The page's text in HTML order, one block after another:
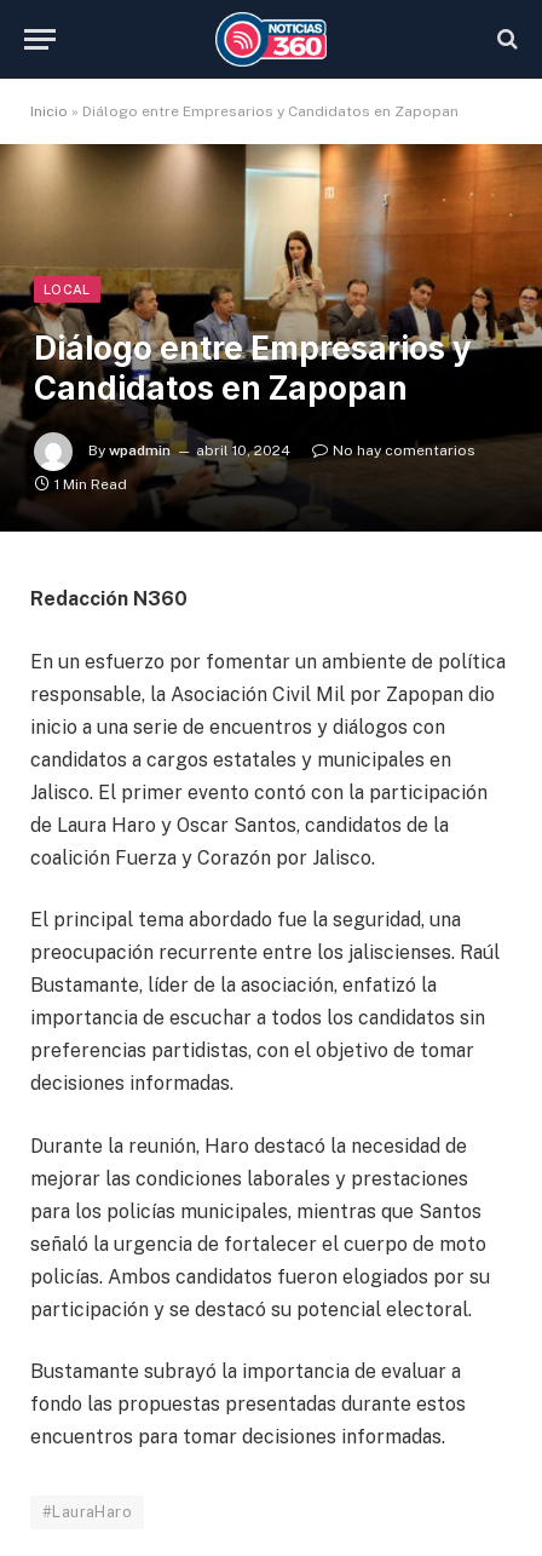
Inicio » Diálogo entre Empresarios y Candidatos en Zapopan
LOCAL
Diálogo entre Empresarios y
Candidatos en Zapopan
By wpadmin abril 10, 2024
No hay comentarios
1 Min Read
Redacción N360
En un esfuerzo por fomentar un ambiente de política
responsable, la Asociación Civil Mil por Zapopan dio
inicio a una serie de encuentros y diálogos con
candidatos a cargos estatales y municipales en
Jalisco. El primer evento contó con la participación
de Laura Haro y Oscar Santos, candidatos de la
coalición Fuerza y Corazón por Jalisco.
El principal tema abordado fue la seguridad, una
preocupación recurrente entre los jaliscienses. Raúl
Bustamante, líder de la asociación, enfatizó la
importancia de escuchar a todos los candidatos sin
preferencias partidistas, con el objetivo de tomar
decisiones informadas.
Durante la reunión, Haro destacó la necesidad de
mejorar las condiciones laborales y prestaciones
para los policías municipales, mientras que Santos
señaló la urgencia de fortalecer el cuerpo de moto
policías. Ambos candidatos fueron elogiados por su
participación y se destacó su potencial electoral.
Bustamante subrayó la importancia de evaluar a
fondo las propuestas presentadas durante estos
encuentros para tomar decisiones informadas.
#LauraHaro